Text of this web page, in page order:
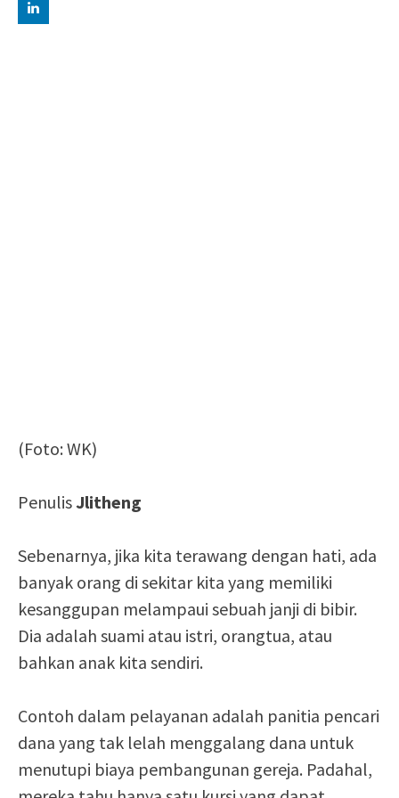
(Foto: WK)
PenulisJlitheng
Sebenarnya, jika kita terawang dengan hati, ada
banyak orang di sekitar kita yang memiliki
kesanggupan melampaui sebuah janji di bibir.
Dia adalah suami atau istri, orangtua, atau
bahkan anak kita sendiri.
Contoh dalam pelayanan adalah panitia pencari
dana yang tak lelah menggalang dana untuk
menutupi biaya pembangunan gereja. Padahal,